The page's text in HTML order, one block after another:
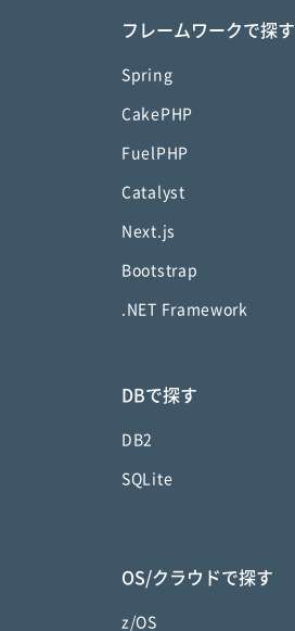
フレームワークで探す
Spring
CakePHP
FuelPHP
Catalyst
Next.js
Bootstrap
.NET Framework
DBで探す
DB2
SQLite
OS/クラウドで探す
z/OS